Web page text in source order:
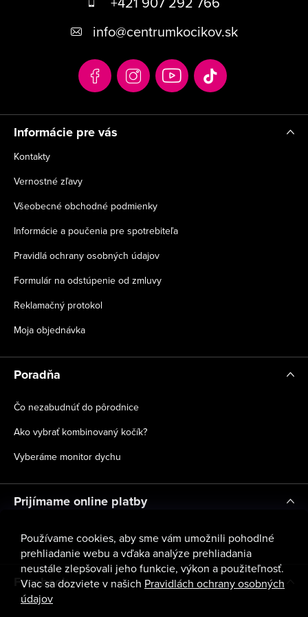
Používame cookies, aby sme vám umožnili pohodlné
prehliadanie webu a vďaka analýze prehliadania
neustále zlepšovali jeho funkcie, výkon a použiteľnosť.
Viac sa dozviete v našich Pravidlách ochrany osobných
údajov
e
info@centrumkocikov.sk
Informácie pre vás
Kontakty
Vernostné zľavy
Všeobecné obchodné podmienky
Informácie a poučenia pre spotrebiteľa
Pravidlá ochrany osobných údajov
Formulár na odstúpenie od zmluvy
Reklamačný protokol
Moja objednávka
Poradňa
Čo nezabudnúť do pôrodnice
Ako vybrať kombinovaný kočík?
Vyberáme monitor dychu
Prijímame online platby
Facebook